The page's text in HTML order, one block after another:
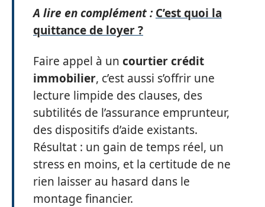
A lire en complément : C’est quoi la
quittance de loyer ?
Faire appel à un courtier crédit
immobilier, c’est aussi s’offrir une
lecture limpide des clauses, des
subtilités de l’assurance emprunteur,
des dispositifs d’aide existants.
Résultat : un gain de temps réel, un
stress en moins, et la certitude de ne
rien laisser au hasard dans le
montage financier.